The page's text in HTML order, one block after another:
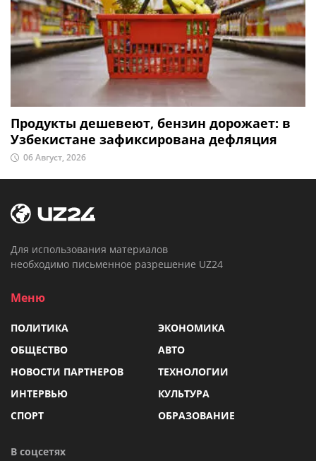
Продукты дешевеют, бензин дорожает: в
Узбекистане зафиксирована дефляция
06 Август, 2026
Для использования материалов
необходимо письменное разрешение UZ24
Меню
ПОЛИТИКА
ЭКОНОМИКА
ОБЩЕСТВО
АВТО
НОВОСТИ ПАРТНЕРОВ
ТЕХНОЛОГИИ
ИНТЕРВЬЮ
КУЛЬТУРА
СПОРТ
ОБРАЗОВАНИЕ
В соцсетях